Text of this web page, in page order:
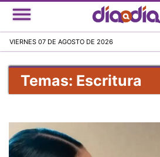
Pasar
al
VIERNES 07 DE AGOSTO DE 2026
Temas: Escritura